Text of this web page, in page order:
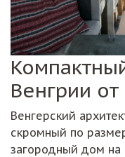
Венгрии
Венгерский
скромный по
загородный дом